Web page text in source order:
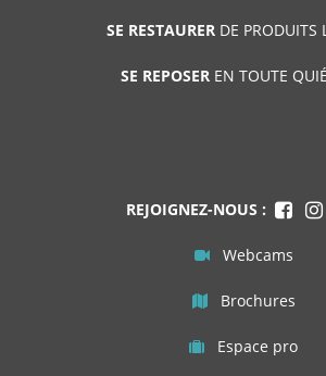
SE RESTAURER DE PRODUITS
SE REPOSEREN TOUTE
REJOIGNEZ-NOUS :
Webcams
Brochures
Espace pro